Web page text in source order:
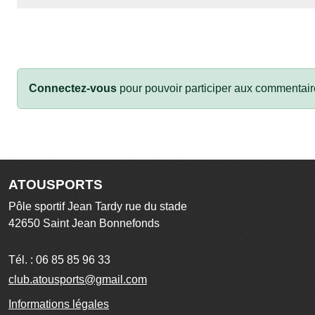
Connectez-vous pour pouvoir participer aux
ATOUSPORTS
Pôle sportif Jean Tardy rue du stade
42650 Saint Jean Bonnefonds
Tél. : 06 85 85 96 33
club.atousports@gmail.com
Informations légales